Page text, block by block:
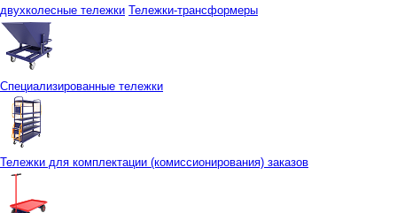
двухколесные тележки Тележки-трансформеры
Специализированные тележки
Тележки для комплектации (комиссионирования) заказов